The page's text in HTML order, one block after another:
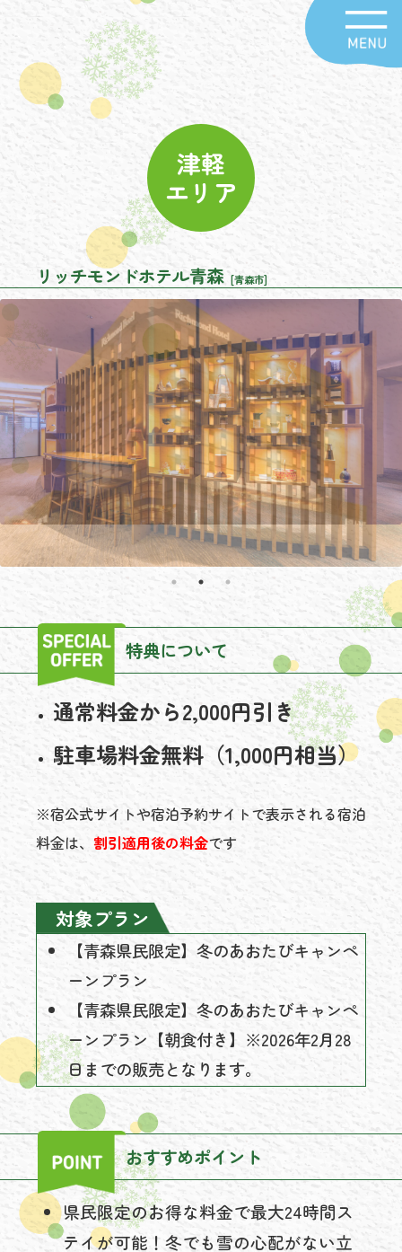
津軽
エリア
リッチモンドホテル青森 [青森市]
特典について
通常料金から2,000円引き
駐車場料金無料（1,000円相当）
※宿公式サイトや宿泊予約サイトで表示される宿泊
料金は、 割引適用後の料金です
対象プラン
【青森県民限定】冬のあおたびキャンペ
ーンプラン
【青森県民限定】冬のあおたびキャンペ
ーンプラン【朝食付き】※2026年2月28
日までの販売となります。
おすすめポイント
県民限定のお得な料金で最大24時間ス
テイが可能！冬でも雪の心配がない立